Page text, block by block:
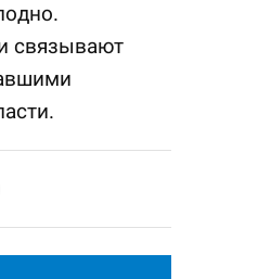
связывают